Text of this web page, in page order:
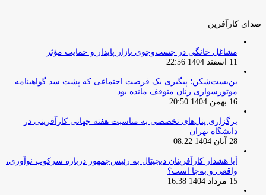
صدای کارآفرین
مشاغل خانگی در جست‌وجوی بازار پایدار و حمایت مؤثر
11 اسفند 1404 22:56
بن‌بست‌شکن؛ پیگیری یک فرصت اجتماعی که پشت سد گواهینامه
موتورسواری زنان متوقف مانده بود
16 بهمن 1404 20:50
برگزاری پنل‌های تخصصی به مناسبت هفته جهانی کارآفرینی در
دانشگاه تهران
28 آبان 1404 08:22
آیا هشدار کارآفرینان دیجیتال به رئیس‌جمهور درباره سرکوب نوآوری،
واقعی و به‌جا است؟
15 مرداد 1404 16:38